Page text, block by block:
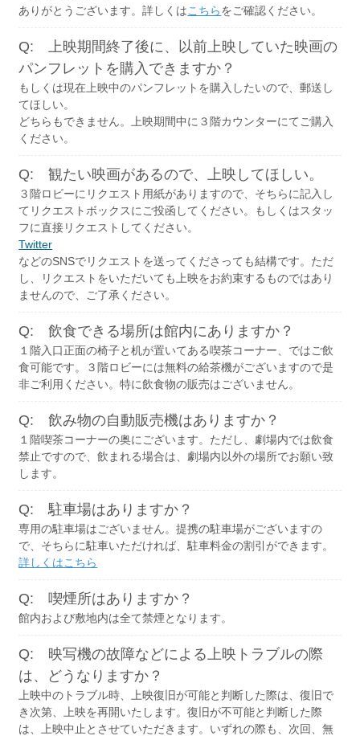
ありがとうございます。詳しくはこちらをご確認ください。
Q: 上映期間終了後に、以前上映していた映画の
パンフレットを購入できますか？
もしくは現在上映中のパンフレットを購入したいので、郵送し
てほしい。
どちらもできません。上映期間中に３階カウンターにてご購入
ください。
Q: 観たい映画があるので、上映してほしい。
３階ロビーにリクエスト用紙がありますので、そちらに記入し
てリクエストボックスにご投函してください。もしくはスタッ
フに直接リクエストしてください。
Twitter
などのSNSでリクエストを送ってくださっても結構です。ただ
し、リクエストをいただいても上映をお約束するものではあり
ませんので、ご了承ください。
Q: 飲食できる場所は館内にありますか？
１階入口正面の椅子と机が置いてある喫茶コーナー、ではご飲
食可能です。３階ロビーには無料の給茶機がございますので是
非ご利用ください。特に飲食物の販売はございません。
Q: 飲み物の自動販売機はありますか？
１階喫茶コーナーの奥にございます。ただし、劇場内では飲食
禁止ですので、飲まれる場合は、劇場内以外の場所でお願い致
します。
Q: 駐車場はありますか？
専用の駐車場はございません。提携の駐車場がございますの
で、そちらに駐車いただければ、駐車料金の割引ができます。
詳しくはこちら
Q: 喫煙所はありますか？
館内および敷地内は全て禁煙となります。
Q: 映写機の故障などによる上映トラブルの際
は、どうなりますか？
上映中のトラブル時、上映復旧が可能と判断した際は、復旧で
き次第、上映を再開いたします。復旧が不可能と判断した際
は、上映中止とさせていただきます。いずれの際も、次回、無